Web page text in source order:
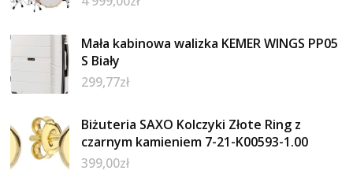
Mała kabinowa walizka KEMER WINGS PP05
S Biały
299,77zł
Biżuteria SAXO Kolczyki Złote Ring z
czarnym kamieniem 7-21-K00593-1.00
399,00zł